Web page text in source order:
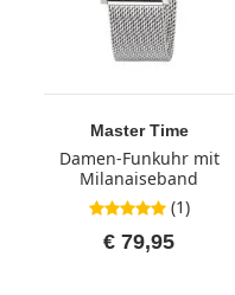
Master Time
Damen-Funkuhr mit
Milanaiseband
5,0 von 5 Sternen
(1)
€ 79,95